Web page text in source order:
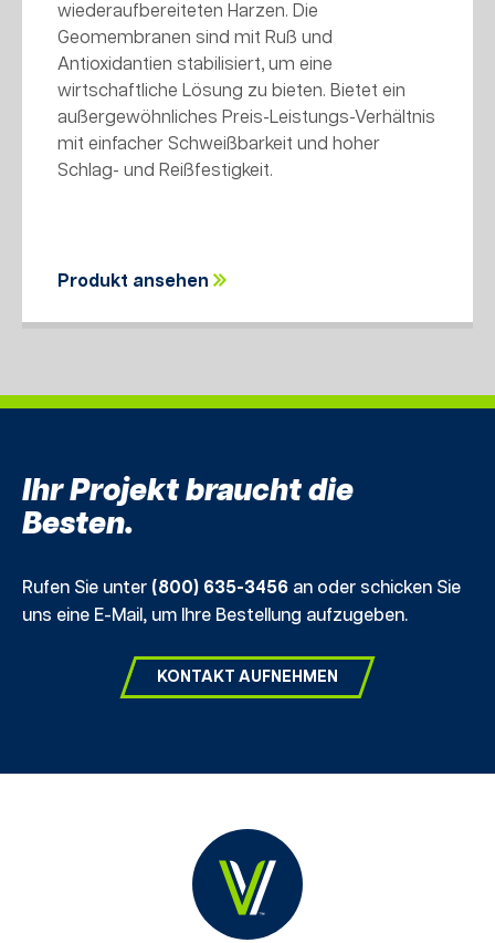
wiederaufbereiteten Harzen. Die
Geomembranen sind mit Ruß und
Antioxidantien stabilisiert, um eine
wirtschaftliche Lösung zu bieten. Bietet ein
außergewöhnliches Preis-Leistungs-Verhältnis
mit einfacher Schweißbarkeit und hoher
Schlag- und Reißfestigkeit.
Produkt ansehen
Ihr Projekt braucht die
Besten.
Rufen Sie unter (800) 635-3456 an oder schicken Sie
uns eine E-Mail, um Ihre Bestellung aufzugeben.
KONTAKT AUFNEHMEN